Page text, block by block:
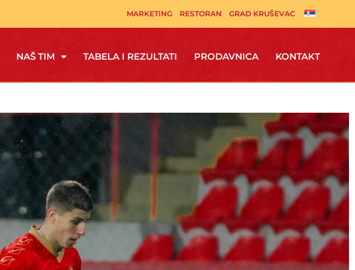
MARKETING RESTORAN GRAD KRUŠEVAC
NAŠ TIM TABELA I REZULTATI PRODAVNICA KONTAKT